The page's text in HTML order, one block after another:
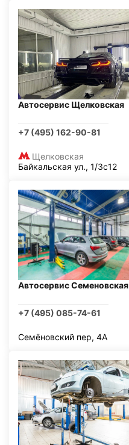
Автосервис Щелковская
+7 (495) 162-90-81
Щелковская
Байкальская ул., 1/3с12
Автосервис Семеновская
+7 (495) 085-74-61
Семёновский пер, 4А